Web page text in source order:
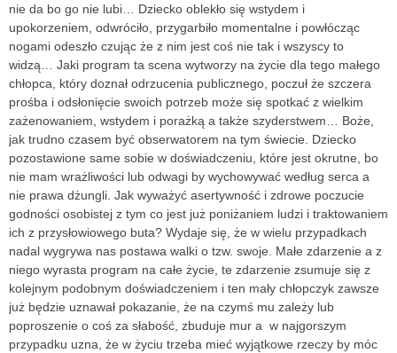
nie da bo go nie lubi… Dziecko oblekło się wstydem i
upokorzeniem, odwróciło, przygarbiło momentalne i powłócząc
nogami odeszło czując że z nim jest coś nie tak i wszyscy to
widzą… Jaki program ta scena wytworzy na życie dla tego małego
chłopca, który doznał odrzucenia publicznego, poczuł że szczera
prośba i odsłonięcie swoich potrzeb może się spotkać z wielkim
zażenowaniem, wstydem i porażką a także szyderstwem… Boże,
jak trudno czasem być obserwatorem na tym świecie. Dziecko
pozostawione same sobie w doświadczeniu, które jest okrutne, bo
nie mam wrażliwości lub odwagi by wychowywać według serca a
nie prawa dżungli. Jak wyważyć asertywność i zdrowe poczucie
godności osobistej z tym co jest już poniżaniem ludzi i traktowaniem
ich z przysłowiowego buta? Wydaje się, że w wielu przypadkach
nadal wygrywa nas postawa walki o tzw. swoje. Małe zdarzenie a z
niego wyrasta program na całe życie, te zdarzenie zsumuje się z
kolejnym podobnym doświadczeniem i ten mały chłopczyk zawsze
już będzie uznawał pokazanie, że na czymś mu zależy lub
poproszenie o coś za słabość, zbuduje mur a w najgorszym
przypadku uzna, że w życiu trzeba mieć wyjątkowe rzeczy by móc